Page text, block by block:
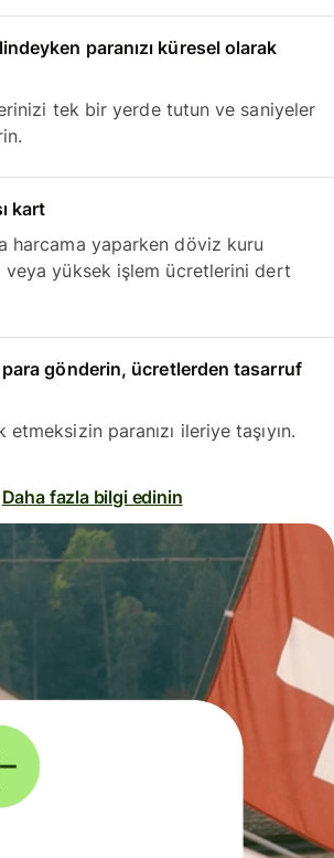
paranızı küresel olarak
tek bir yerde tutun ve saniyeler
kart
harcama yaparken döviz kuru
veya yüksek işlem ücretlerini dert
para gönderin, ücretlerden tasarruf
etmeksizin paranızı ileriye taşıyın.
Daha fazla bilgi edinin